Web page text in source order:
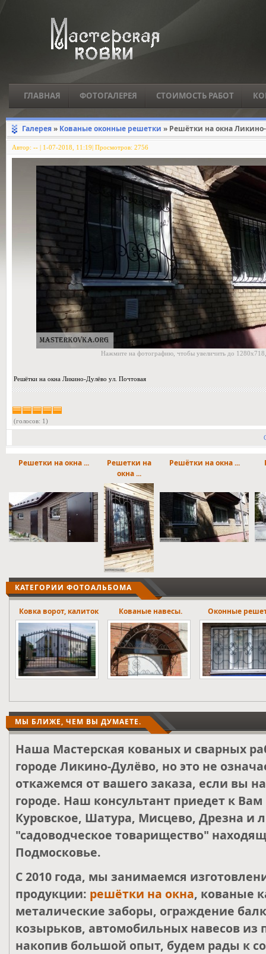
ГЛАВНАЯ ФОТОГАЛЕРЕЯ СТОИМОСТЬ РАБОТ
Галерея» Кованые оконные решетки » Решётки на окна
Автор: -- | 1-07-2018, 11:19| Просмотров: 2756
Нажмите на фотографию, чтобы увеличить до
Решётки на окна Ликино-Дулёво ул. Почтовая
(голосов: 1)
Решетки на окна ...
Решетки на
окна ...
Решётки на окна ...
КАТЕГОРИИ ФОТОАЛЬБОМА
Кованые навесы. Оконные решетки
МЫ БЛИЖЕ, ЧЕМ ВЫ ДУМАЕТЕ.
Наша Мастерская кованых и сварных
городе Ликино-Дулёво, но это не
откажемся от вашего заказа, если вы
городе. Наш консультант приедет к
Куровское, Шатура, Мисцево, Дрезна и
"садоводческое товарищество"
Подмосковье.
С 2010 года, мы занимаемся
продукции: решётки на окна, кованые
металические заборы, ограждение
козырьков, автомобильных навесов из
накопив большой опыт, будем рады к